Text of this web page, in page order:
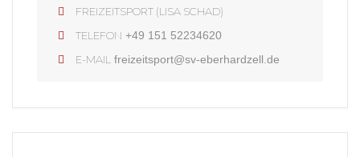
FREIZEITSPORT (LISA SCHAD)
TELEFON +49 151 52234620
E-MAIL freizeitsport@sv-eberhardzell.de